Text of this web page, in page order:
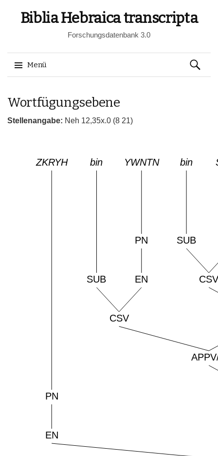
Biblia Hebraica transcripta
Forschungsdatenbank 3.0
Menü
zum
Suchen
nach:
Wortfügungsebene
Stellenangabe: Neh 12,35x.0 (8 21)